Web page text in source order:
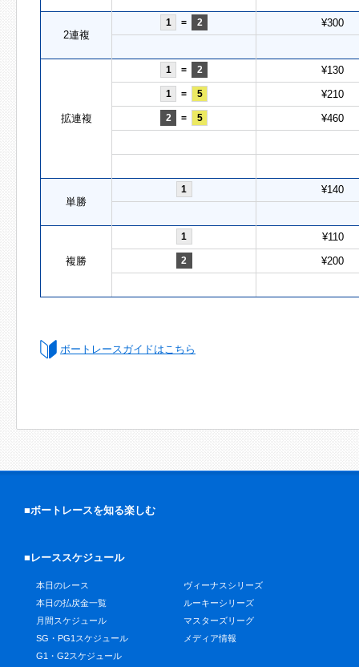
2連複
1 = 2 ¥300
拡連複
1 = 2 ¥130
1 = 5 ¥210
2 = 5 ¥460
単勝
1 ¥140
複勝
1 ¥110
2 ¥200
ボートレースガイドはこちら
■ボートレースを知る楽しむ
■レーススケジュール
本日のレース
本日の払戻金一覧
月間スケジュール
SG・PG1スケジュール
G1・G2スケジュール
ヴィーナスシリーズ
ルーキーシリーズ
マスターズリーグ
メディア情報